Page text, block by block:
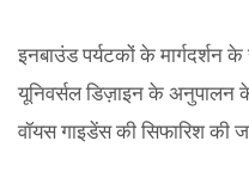
इनबाउंड पर्यटकों के मार्गदर्शन
यूनिवर्सल डिज़ाइन के अनुपालन
वॉयस गाइडेंस की सिफारिश की